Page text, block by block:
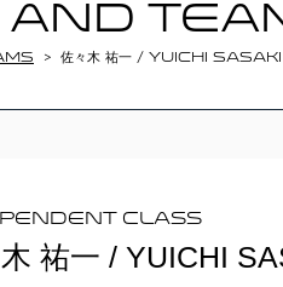
AND
佐々木 祐一 / YUICHI SASAKI
Class
祐一 / YUICHI